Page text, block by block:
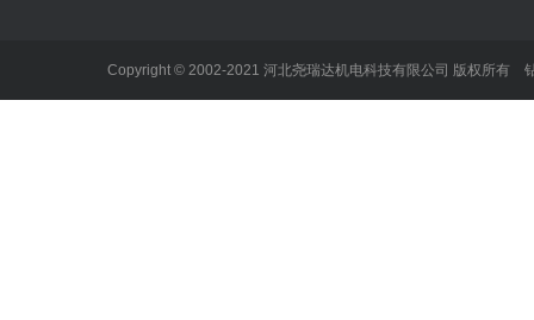
Copyright © 2002-2021 河北尧瑞达机电科技有限公司 版权所有